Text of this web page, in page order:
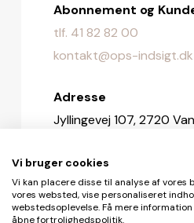
Abonnement og
tlf. 41 82 82 00
kontakt@ops-indsigt.dk
Adresse
Jyllingevej 107, 2720
Redaktionen
redaktionen@ops-
Vi bruger cookies
Vi kan placere disse til analyse af
vores websted, vise personaliseret
webstedsoplevelse. Få mere
åbne fortrolighedspolitik.